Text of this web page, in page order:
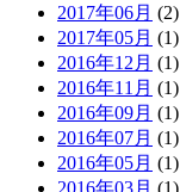
2017年06月 (2)
2017年05月 (1)
2016年12月 (1)
2016年11月 (1)
2016年09月 (1)
2016年07月 (1)
2016年05月 (1)
2016年03月 (1)